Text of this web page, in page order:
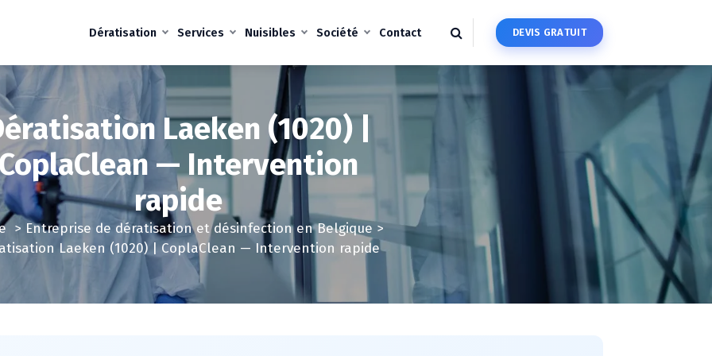
Dératisation Services Nuisibles Société Contact DEVIS GRATUIT
Laeken (1020) |
— Intervention
rapide
> Entreprise de dératisation et désinfection en Belgique >
Laeken (1020) | CoplaClean — Intervention rapide